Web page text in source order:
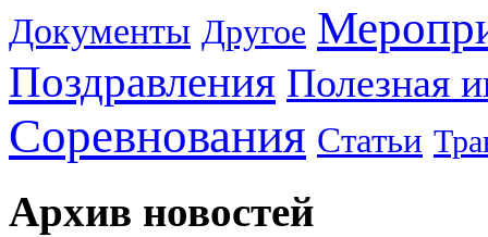
Документы Другое
Поздравления Полезная
Соревнования Статьи
Архив новостей